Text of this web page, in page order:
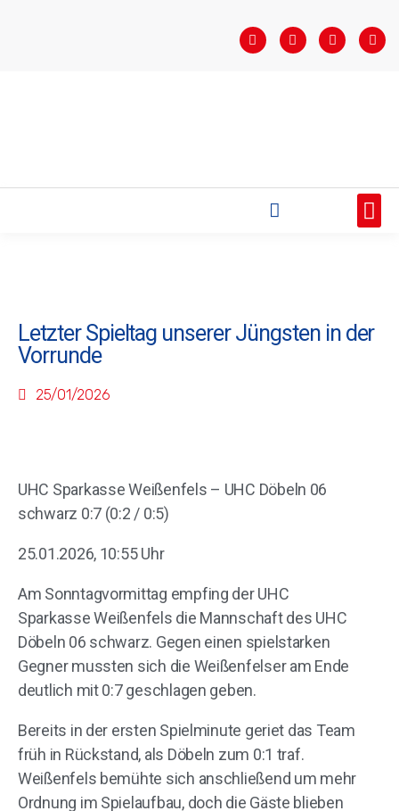
Letzter Spieltag unserer Jüngsten in der
Vorrunde
25/01/2026
UHC Sparkasse Weißenfels – UHC Döbeln 06
schwarz 0:7 (0:2 / 0:5)
25.01.2026, 10:55 Uhr
Am Sonntagvormittag empfing der UHC
Sparkasse Weißenfels die Mannschaft des UHC
Döbeln 06 schwarz. Gegen einen spielstarken
Gegner mussten sich die Weißenfelser am Ende
deutlich mit 0:7 geschlagen geben.
Bereits in der ersten Spielminute geriet das Team
früh in Rückstand, als Döbeln zum 0:1 traf.
Weißenfels bemühte sich anschließend um mehr
Ordnung im Spielaufbau, doch die Gäste blieben